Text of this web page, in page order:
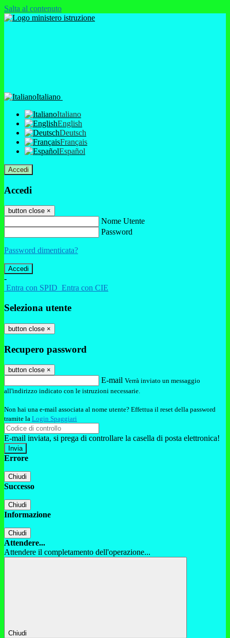
Salta al contenuto
Italiano
Italiano
English
Deutsch
Français
Español
Accedi
Accedi
button close ×
Nome Utente
Password
Password dimenticata?
-
Entra con SPID Entra con CIE
Seleziona utente
button close ×
Recupero password
button close ×
E-mail Verrà inviato un messaggio
all'indirizzo indicato con le istruzioni necessarie.
Non hai una e-mail associata al nome utente? Effettua il reset della password
tramite la Login Spaggiari
E-mail inviata, si prega di controllare la casella di posta elettronica!
Errore
Chiudi
Successo
Chiudi
Informazione
Chiudi
Attendere...
Attendere il completamento dell'operazione...
Chiudi